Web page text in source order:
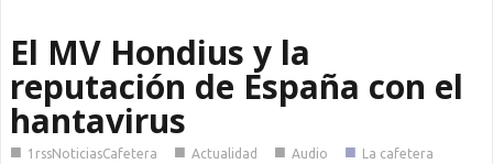
El MV Hondius y la
reputación de España con el
hantavirus
■ 1rssNoticiasCafetera ■ Actualidad ■ Audio ■ La cafetera